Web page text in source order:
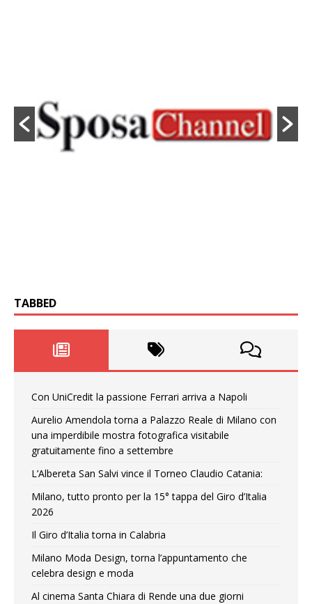
TABBED
Con UniCredit la passione Ferrari arriva a Napoli
Aurelio Amendola torna a Palazzo Reale di Milano con
una imperdibile mostra fotografica visitabile
gratuitamente fino a settembre
L’Albereta San Salvi vince il Torneo Claudio Catania:
Milano, tutto pronto per la 15° tappa del Giro d’Italia
2026
Il Giro d’Italia torna in Calabria
Milano Moda Design, torna l’appuntamento che
celebra design e moda
Al cinema Santa Chiara di Rende una due giorni